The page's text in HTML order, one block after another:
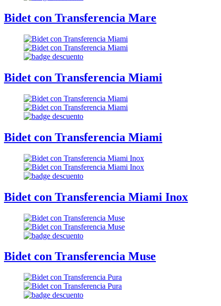
Bidet con Transferencia Mare
Bidet con Transferencia Miami
Bidet con Transferencia Miami
Bidet con Transferencia Miami Inox
Bidet con Transferencia Muse